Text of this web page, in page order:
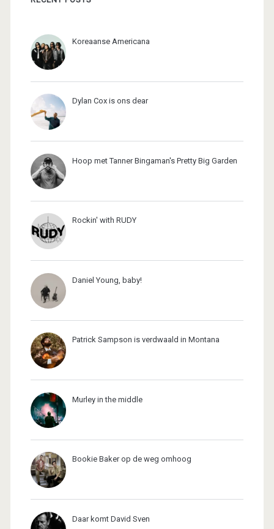
Koreaanse Americana
Dylan Cox is ons dear
Hoop met Tanner Bingaman's Pretty Big Garden
Rockin' with RUDY
Daniel Young, baby!
Patrick Sampson is verdwaald in Montana
Murley in the middle
Bookie Baker op de weg omhoog
Daar komt David Sven